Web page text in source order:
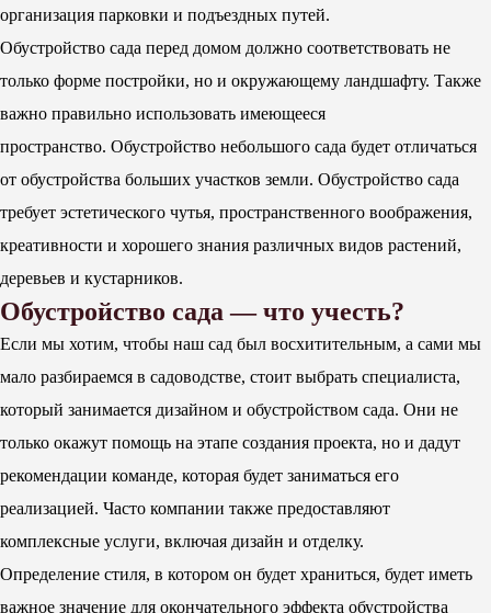
организация парковки и подъездных путей.
Обустройство сада перед домом должно соответствовать не
только форме постройки, но и окружающему ландшафту. Также
важно правильно использовать имеющееся
пространство. Обустройство небольшого сада будет отличаться
от обустройства больших участков земли. Обустройство сада
требует эстетического чутья, пространственного воображения,
креативности и хорошего знания различных видов растений,
деревьев и кустарников.
Обустройство сада — что учесть?
Если мы хотим, чтобы наш сад был восхитительным, а сами мы
мало разбираемся в садоводстве, стоит выбрать специалиста,
который занимается дизайном и обустройством сада. Они не
только окажут помощь на этапе создания проекта, но и дадут
рекомендации команде, которая будет заниматься его
реализацией. Часто компании также предоставляют
комплексные услуги, включая дизайн и отделку.
Определение стиля, в котором он будет храниться, будет иметь
важное значение для окончательного эффекта обустройства